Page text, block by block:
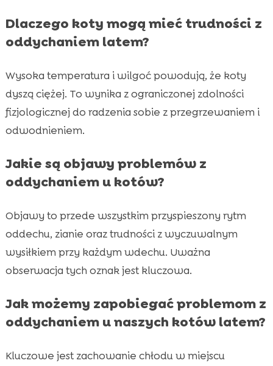
Dlaczego koty mogą mieć trudności z
oddychaniem latem?
Wysoka temperatura i wilgoć powodują, że koty
dyszą ciężej. To wynika z ograniczonej zdolności
fizjologicznej do radzenia sobie z przegrzewaniem i
odwodnieniem.
Jakie są objawy problemów z
oddychaniem u kotów?
Objawy to przede wszystkim przyspieszony rytm
oddechu, zianie oraz trudności z wyczuwalnym
wysiłkiem przy każdym wdechu. Uważna
obserwacja tych oznak jest kluczowa.
Jak możemy zapobiegać problemom z
oddychaniem u naszych kotów latem?
Kluczowe jest zachowanie chłodu w miejscu